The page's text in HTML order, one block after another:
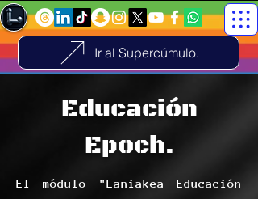
Ir al Supercúmulo.
Educación
Epoch.
El módulo "Laniakea Educación